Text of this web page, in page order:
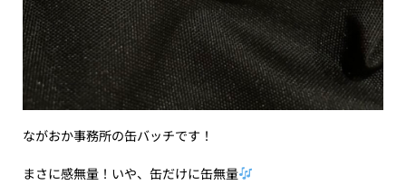
ながおか事務所の缶バッチです！
まさに感無量！いや、缶だけに缶無量